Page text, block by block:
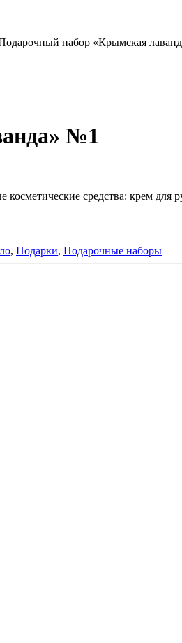
набор «Крымская
№1
средства: крем для
, Подарки, Подарочные наборы